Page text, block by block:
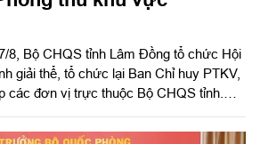
8, Bộ CHQS tỉnh Lâm Đồng tổ chức Hội
giải thể, tổ chức lại Ban Chỉ huy PTKV,
các đơn vị trực thuộc Bộ CHQS tỉnh.
Quân khu dự và chỉ đạo hội nghị.